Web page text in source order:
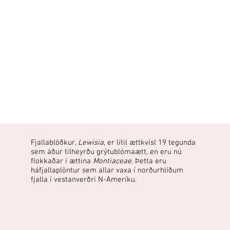
Fjallablöðkur, Lewisia, er lítil ættkvísl 19 tegunda
sem áður tilheyrðu grýtublómaætt, en eru nú
flokkaðar í ættina Montiaceae. Þetta eru
háfjallaplöntur sem allar vaxa í norðurhlíðum
fjalla í vestanverðri N-Ameríku.